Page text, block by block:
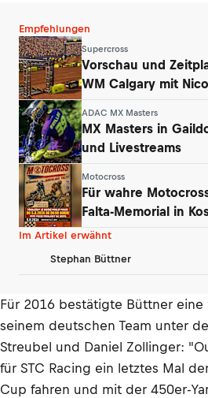
Empfehlungen
Supercross
Vorschau und
WM Calgary mit
ADAC MX Masters
MX Masters in
und Livestreams
Motocross
Für wahre
Falta-Memorial in
Wochenende
Im Artikel erwähnt
Stephan Büttner
Für 2016 bestätigte Büttner eine
seinem deutschen Team unter
Streubel und Daniel Zollinger:
für STC Racing ein letztes Mal
Cup fahren und mit der 450er-